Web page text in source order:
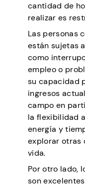
cantidad de
realizar es
Las personas
están sujetas
como
empleo o
su capacidad
ingresos
campo en
la flexibilidad
energía y
explorar otras
vida.
Por otro lado,
son